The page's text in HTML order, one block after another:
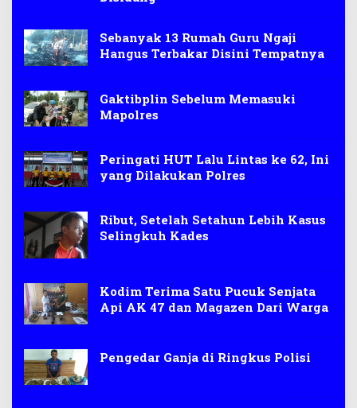
Sebanyak 13 Rumah Guru Ngaji
Hangus Terbakar Disini Tempatnya
Gaktibplin Sebelum Memasuki
Mapolres
Peringati HUT Lalu Lintas ke 62, Ini
yang Dilakukan Polres
Ribut, Setelah Setahun Lebih Kasus
Selingkuh Kades
Kodim Terima Satu Pucuk Senjata
Api AK 47 dan Magazen Dari Warga
Pengedar Ganja di Ringkus Polisi